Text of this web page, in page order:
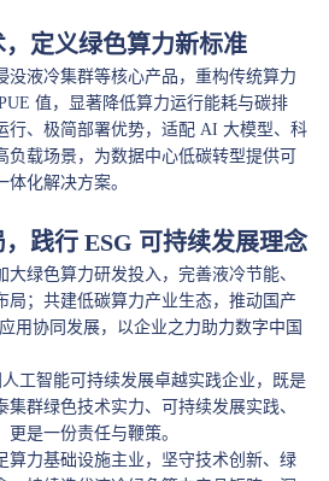
定义绿色算力新标准
没液冷集群等核心产品，重构传统算力
值，显著降低算力运行能耗与碳排
行、极简部署优势，适配 AI 大模型、科
载场景，为数据中心低碳转型提供可
化解决方案。
践行 ESG 可持续发展理念
绿色算力研发投入，完善液冷节能、
局；共建低碳算力产业生态，推动国产
用协同发展，以企业之力助力数字中国
工智能可持续发展卓越实践企业，既是
群绿色技术实力、可持续发展实践、
是一份责任与鞭策。
算力基础设施主业，坚守技术创新、绿